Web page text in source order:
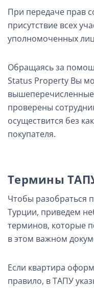
При передаче прав
присутствие всех
уполномоченных
Обращаясь за
Status Property Вы
проверены
осуществится без
покупателя.
Термины
Чтобы разобраться
Турции, приведем
терминов, которые
в этом важном
Если квартира
правило, в ТАПУ